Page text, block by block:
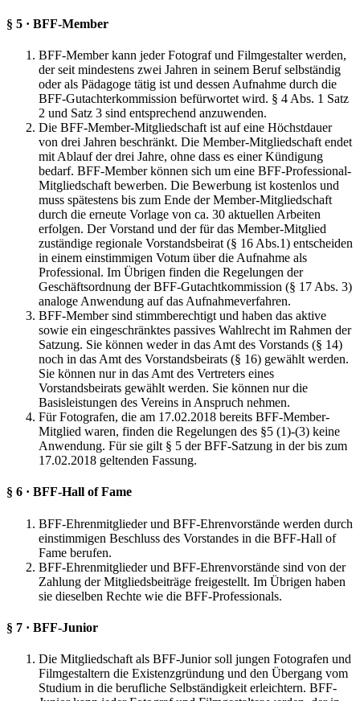
§ 5 · BFF-Member
BFF-Member kann jeder Fotograf und Filmgestalter werden,
der seit mindestens zwei Jahren in seinem Beruf selbständig
oder als Pädagoge tätig ist und dessen Aufnahme durch die
BFF-Gutachterkommission befürwortet wird. § 4 Abs. 1 Satz
2 und Satz 3 sind entsprechend anzuwenden.
Die BFF-Member-Mitgliedschaft ist auf eine Höchstdauer
von drei Jahren beschränkt. Die Member-Mitgliedschaft endet
mit Ablauf der drei Jahre, ohne dass es einer Kündigung
bedarf. BFF-Member können sich um eine BFF-Professional-
Mitgliedschaft bewerben. Die Bewerbung ist kostenlos und
muss spätestens bis zum Ende der Member-Mitgliedschaft
durch die erneute Vorlage von ca. 30 aktuellen Arbeiten
erfolgen. Der Vorstand und der für das Member-Mitglied
zuständige regionale Vorstandsbeirat (§ 16 Abs.1) entscheiden
in einem einstimmigen Votum über die Aufnahme als
Professional. Im Übrigen finden die Regelungen der
Geschäftsordnung der BFF-Gutachtkommission (§ 17 Abs. 3)
analoge Anwendung auf das Aufnahmeverfahren.
BFF-Member sind stimmberechtigt und haben das aktive
sowie ein eingeschränktes passives Wahlrecht im Rahmen der
Satzung. Sie können weder in das Amt des Vorstands (§ 14)
noch in das Amt des Vorstandsbeirats (§ 16) gewählt werden.
Sie können nur in das Amt des Vertreters eines
Vorstandsbeirats gewählt werden. Sie können nur die
Basisleistungen des Vereins in Anspruch nehmen.
Für Fotografen, die am 17.02.2018 bereits BFF-Member-
Mitglied waren, finden die Regelungen des §5 (1)-(3) keine
Anwendung. Für sie gilt § 5 der BFF-Satzung in der bis zum
17.02.2018 geltenden Fassung.
§ 6 · BFF-Hall of Fame
BFF-Ehrenmitglieder und BFF-Ehrenvorstände werden durch
einstimmigen Beschluss des Vorstandes in die BFF-Hall of
Fame berufen.
BFF-Ehrenmitglieder und BFF-Ehrenvorstände sind von der
Zahlung der Mitgliedsbeiträge freigestellt. Im Übrigen haben
sie dieselben Rechte wie die BFF-Professionals.
§ 7 · BFF-Junior
Die Mitgliedschaft als BFF-Junior soll jungen Fotografen und
Filmgestaltern die Existenzgründung und den Übergang vom
Studium in die berufliche Selbständigkeit erleichtern. BFF-